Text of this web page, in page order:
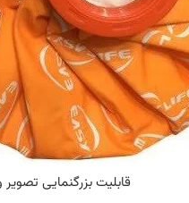
قابلیت بزرگنمایی تصویر